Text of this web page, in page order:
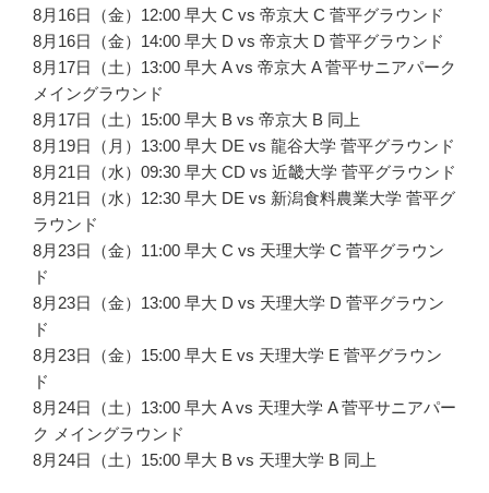
8月16日（金）12:00 早大 C vs 帝京大 C 菅平グラウンド
8月16日（金）14:00 早大 D vs 帝京大 D 菅平グラウンド
8月17日（土）13:00 早大 A vs 帝京大 A 菅平サニアパーク
メイングラウンド
8月17日（土）15:00 早大 B vs 帝京大 B 同上
8月19日（月）13:00 早大 DE vs 龍谷大学 菅平グラウンド
8月21日（水）09:30 早大 CD vs 近畿大学 菅平グラウンド
8月21日（水）12:30 早大 DE vs 新潟食料農業大学 菅平グ
ラウンド
8月23日（金）11:00 早大 C vs 天理大学 C 菅平グラウン
ド
8月23日（金）13:00 早大 D vs 天理大学 D 菅平グラウン
ド
8月23日（金）15:00 早大 E vs 天理大学 E 菅平グラウン
ド
8月24日（土）13:00 早大 A vs 天理大学 A 菅平サニアパー
ク メイングラウンド
8月24日（土）15:00 早大 B vs 天理大学 B 同上